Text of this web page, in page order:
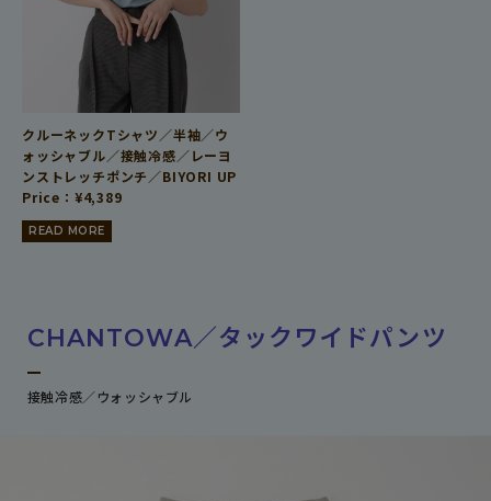
クルーネックTシャツ／半袖／ウ
ォッシャブル／接触冷感／レーヨ
ンストレッチポンチ／BIYORI UP
Price： ¥4,389
READ MORE
CHANTOWA／タックワイドパンツ
接触冷感／ウォッシャブル